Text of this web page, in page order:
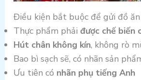
Điều kiện bắt buộc để gửi đồ
Thực phẩm phải được chế biến
Hút chân không kín, không rò
Bao bì sạch sẽ, có nhãn sản
Ưu tiên có nhãn phụ tiếng Anh